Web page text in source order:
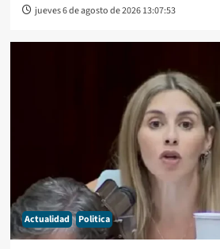
jueves 6 de agosto de 2026 13:07:53
Actualidad Politica